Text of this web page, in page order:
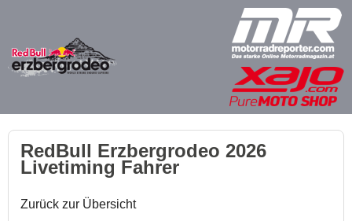
RedBull Erzbergrodeo 2026
Livetiming Fahrer
Zurück zur Übersicht